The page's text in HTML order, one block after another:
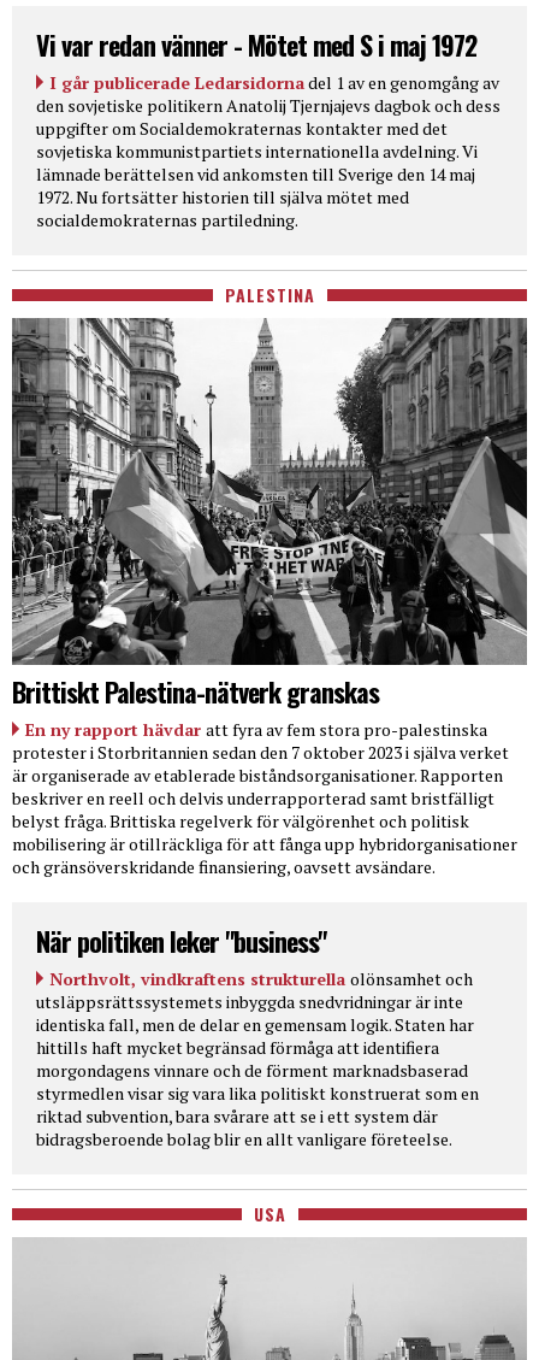
Vi var redan vänner - Mötet med S i maj 1972
I går publicerade Ledarsidornadel 1 av en genomgång av
den sovjetiske politikern Anatolij Tjernjajevs dagbok och dess
uppgifter om Socialdemokraternas kontakter med det
sovjetiska kommunistpartiets internationella avdelning. Vi
lämnade berättelsen vid ankomsten till Sverige den 14 maj
1972. Nu fortsätter historien till själva mötet med
socialdemokraternas partiledning.
PALESTINA
Brittiskt Palestina-nätverk granskas
En ny rapport hävdar att fyra av fem stora pro-palestinska
protester i Storbritannien sedan den 7 oktober 2023 i själva verket
är organiserade av etablerade biståndsorganisationer. Rapporten
beskriver en reell och delvis underrapporterad samt bristfälligt
belyst fråga. Brittiska regelverk för välgörenhet och politisk
mobilisering är otillräckliga för att fånga upp hybridorganisationer
och gränsöverskridande finansiering, oavsett avsändare.
När politiken leker "business"
Northvolt, vindkraftens strukturella olönsamhet och
utsläppsrättssystemets inbyggda snedvridningar är inte
identiska fall, men de delar en gemensam logik. Staten har
hittills haft mycket begränsad förmåga att identifiera
morgondagens vinnare och de förment marknadsbaserad
styrmedlen visar sig vara lika politiskt konstruerat som en
riktad subvention, bara svårare att se i ett system där
bidragsberoende bolag blir en allt vanligare företeelse.
USA